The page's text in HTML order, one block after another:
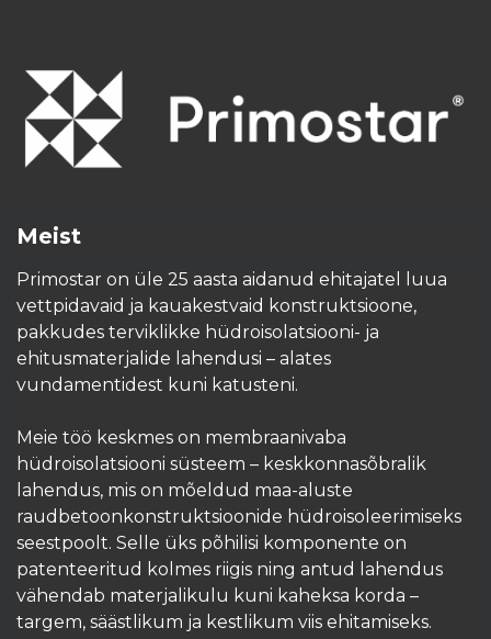
Meist
Primostar on üle 25 aasta aidanud ehitajatel luua
vettpidavaid ja kauakestvaid konstruktsioone,
pakkudes terviklikke hüdroisolatsiooni- ja
ehitusmaterjalide lahendusi – alates
vundamentidest kuni katusteni.
Meie töö keskmes on membraanivaba
hüdroisolatsiooni süsteem – keskkonnasõbralik
lahendus, mis on mõeldud maa-aluste
raudbetoonkonstruktsioonide hüdroisoleerimiseks
seestpoolt. Selle üks põhilisi komponente on
patenteeritud kolmes riigis ning antud lahendus
vähendab materjalikulu kuni kaheksa korda –
targem, säästlikum ja kestlikum viis ehitamiseks.